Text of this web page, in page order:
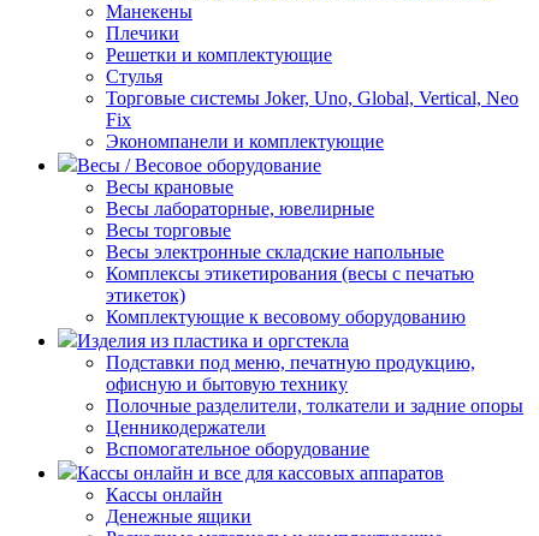
Манекены
Плечики
Решетки и комплектующие
Стулья
Торговые системы Joker, Uno, Global, Vertical, Neo
Fix
Экономпанели и комплектующие
Весы / Весовое оборудование
Весы крановые
Весы лабораторные, ювелирные
Весы торговые
Весы электронные складские напольные
Комплексы этикетирования (весы с печатью
этикеток)
Комплектующие к весовому оборудованию
Изделия из пластика и оргстекла
Подставки под меню, печатную продукцию,
офисную и бытовую технику
Полочные разделители, толкатели и задние опоры
Ценникодержатели
Вспомогательное оборудование
Кассы онлайн и все для кассовых аппаратов
Кассы онлайн
Денежные ящики